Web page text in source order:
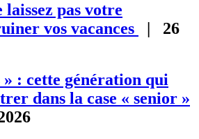
laissez pas votre
vos vacances
| 26
» : cette génération qui
dans la case « senior »